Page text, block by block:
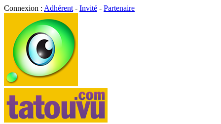
Connexion : Adhérent - Invité - Partenaire